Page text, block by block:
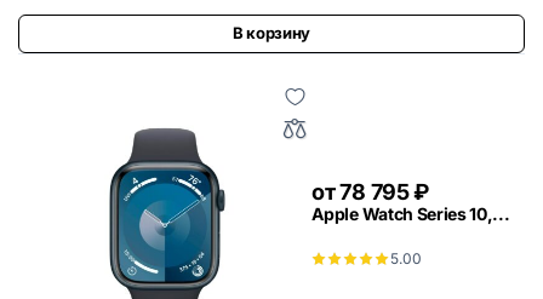
В корзину
от78 795₽
Apple Watch Series 10,...
5.00